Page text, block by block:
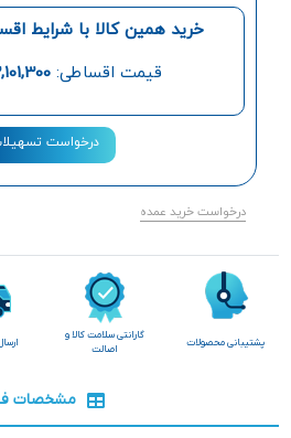
خرید همین کالا با شرایط
قیمت اقساطی:
درخواست
درخواست خرید عمده
پشتیبانی محصولات
گارانتی سلامت کالا و
اصالت
مشخصات